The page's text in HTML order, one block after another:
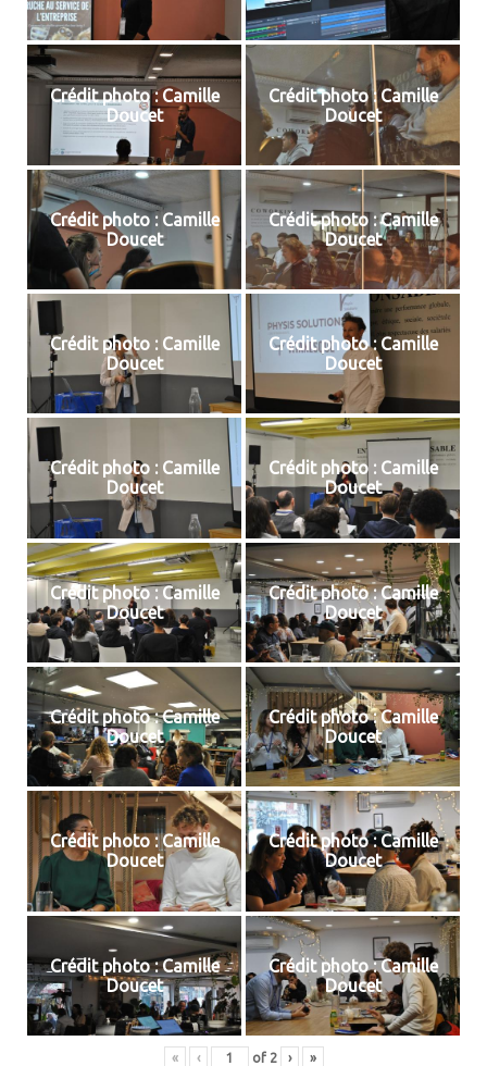
Crédit photo : Camille
Doucet
Crédit photo : Camille
Doucet
Crédit photo : Camille
Doucet
Crédit photo : Camille
Doucet
Crédit photo : Camille
Doucet
Crédit photo : Camille
Doucet
Crédit photo : Camille
Doucet
Crédit photo : Camille
Doucet
Crédit photo : Camille
Doucet
Crédit photo : Camille
Doucet
Crédit photo : Camille
Doucet
Crédit photo : Camille
Doucet
Crédit photo : Camille
Doucet
Crédit photo : Camille
Doucet
Crédit photo : Camille
Doucet
Crédit photo : Camille
Doucet
« ‹ of 2 › »